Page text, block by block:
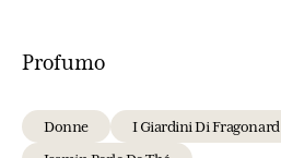
Profumo
Donne
I Giardini Di Fragonard